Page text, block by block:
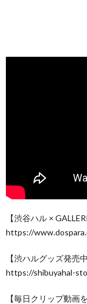
【渋谷ハル ×
https://
【渋ハルグッズ発売中
https://shibuyahal-
【毎日クリップ動画